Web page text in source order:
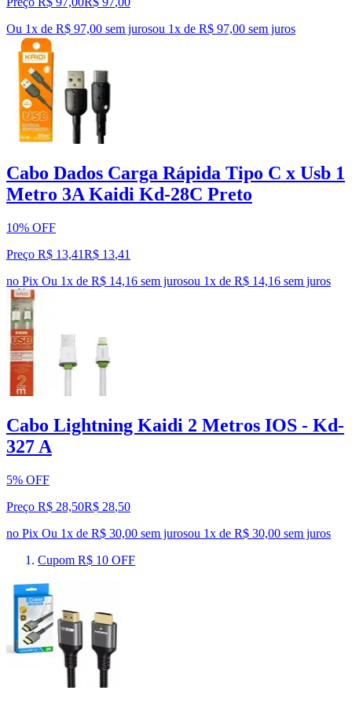
Ou 1x de R$ 97,00 sem jurosou 1x de R$ 97,00 sem juros
Cabo Dados Carga Rápida Tipo C x Usb 1
Metro 3A Kaidi Kd-28C Preto
10% OFF
Preço R$ 13,41R$ 13,41
no Pix Ou 1x de R$ 14,16 sem jurosou 1x de R$ 14,16 sem juros
Cabo Lightning Kaidi 2 Metros IOS - Kd-
327 A
5% OFF
Preço R$ 28,50R$ 28,50
no Pix Ou 1x de R$ 30,00 sem jurosou 1x de R$ 30,00 sem juros
Cupom R$ 10 OFF